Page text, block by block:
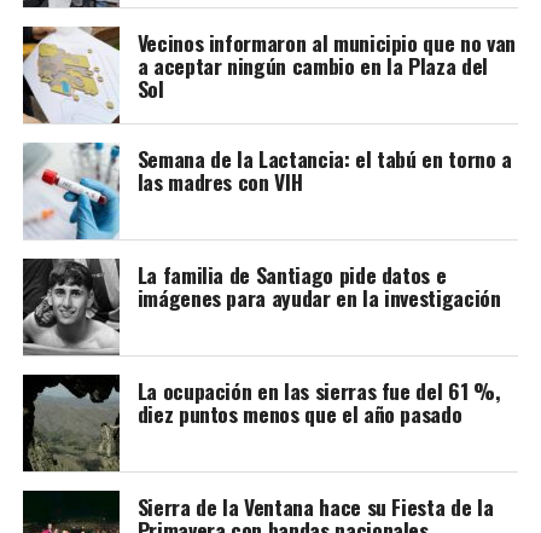
Vecinos informaron al municipio que no van
a aceptar ningún cambio en la Plaza del
Sol
Semana de la Lactancia: el tabú en torno a
las madres con VIH
La familia de Santiago pide datos e
imágenes para ayudar en la investigación
La ocupación en las sierras fue del 61 %,
diez puntos menos que el año pasado
Sierra de la Ventana hace su Fiesta de la